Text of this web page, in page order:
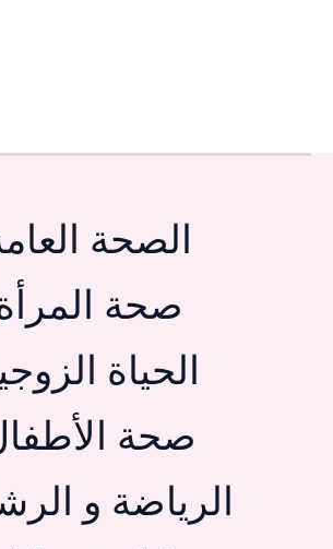
الصحة
صحة
الحياة
صحة
الرياضة و